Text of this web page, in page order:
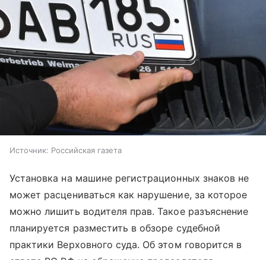
Источник: Российская газета
Установка на машине регистрационных знаков не
может расцениваться как нарушение, за которое
можно лишить водителя прав. Такое разъяснение
планируется разместить в обзоре судебной
практики Верховного суда. Об этом говорится в